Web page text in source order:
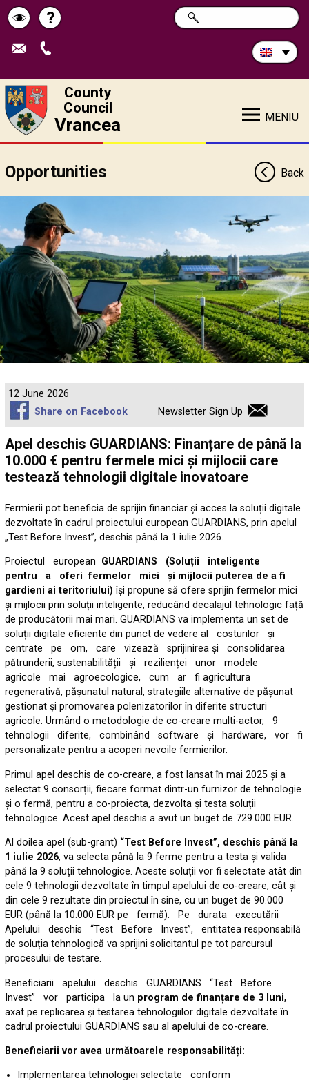
Schimbă
contrastul
Help
?
Search
in
SEARCH
County
Council
Vrancea MENIU
Opportunities Back
12 June 2026
Share on Facebook
Newsletter Sign Up
Apel deschis GUARDIANS: Finanțare de până la
10.000 € pentru fermele mici și mijlocii care
testează tehnologii digitale inovatoare
Fermierii pot beneficia de sprijin financiar și acces la soluții digitale
dezvoltate în cadrul proiectului european GUARDIANS, prin apelul
„Test Before Invest”, deschis până la 1 iulie 2026.
Proiectul european GUARDIANS (Soluții inteligente
pentru a oferi fermelor mici și mijlocii puterea de a fi
gardieni ai teritoriului) își propune să ofere sprijin fermelor mici
și mijlocii prin soluții inteligente, reducând decalajul tehnologic față
de producătorii mai mari. GUARDIANS va implementa un set de
soluții digitale eficiente din punct de vedere al costurilor și
centrate pe om, care vizează sprijinirea și consolidarea
pătrunderii, sustenabilității și rezilienței unor modele
agricole mai agroecologice, cum ar fi agricultura
regenerativă, pășunatul natural, strategiile alternative de pășunat
gestionat și promovarea polenizatorilor în diferite structuri
agricole. Urmând o metodologie de co-creare multi-actor, 9
tehnologii diferite, combinând software și hardware, vor fi
personalizate pentru a acoperi nevoile fermierilor.
Primul apel deschis de co-creare, a fost lansat în mai 2025 și a
selectat 9 consorții, fiecare format dintr-un furnizor de tehnologie
și o fermă, pentru a co-proiecta, dezvolta și testa soluții
tehnologice. Acest apel deschis a avut un buget de 729.000 EUR.
Al doilea apel (sub-grant) “Test Before Invest”, deschis până la
1 iulie 2026, va selecta până la 9 ferme pentru a testa și valida
până la 9 soluții tehnologice. Aceste soluții vor fi selectate atât din
cele 9 tehnologii dezvoltate în timpul apelului de co-creare, cât și
din cele 9 rezultate din proiectul în sine, cu un buget de 90.000
EUR (până la 10.000 EUR pe fermă). Pe durata executării
Apelului deschis “Test Before Invest”, entitatea responsabilă
de soluția tehnologică va sprijini solicitantul pe tot parcursul
procesului de testare.
Beneficiarii apelului deschis GUARDIANS “Test Before
Invest” vor participa la un program de finanțare de 3 luni,
axat pe replicarea și testarea tehnologiilor digitale dezvoltate în
cadrul proiectului GUARDIANS sau al apelului de co-creare.
Beneficiarii vor avea următoarele responsabilități:
Implementarea tehnologiei selectate conform